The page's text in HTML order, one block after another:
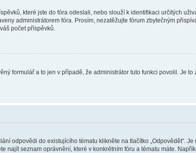
které jste do fóra odeslali, nebo slouží k identifikaci určitých
administrátorem fóra. Prosím, nezatěžujte fórum zbytečným
počet příspěvků.
formulář a to jen v případě, že administrátor tuto funkci povolil. Je
odpovědi do existujícího tématu klikněte na tlačítko „Odpovědět“.
seznam oprávnění, které v konkrétním fóru a tématu máte.